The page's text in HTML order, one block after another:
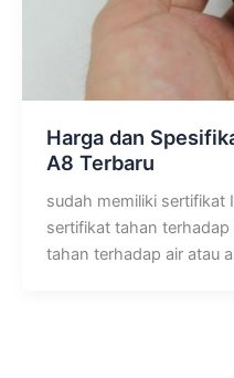
Harga dan
A8 Terbaru
sudah memiliki sertifikat
sertifikat tahan
tahan terhadap air atau